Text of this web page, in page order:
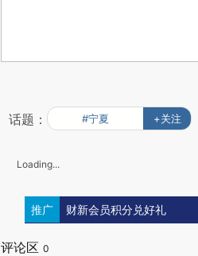
话题： #宁夏 +关注
Loading...
推广 财新会员积分兑好礼
评论区 0